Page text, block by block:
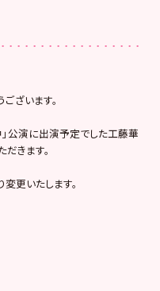
ざいます。
公演に出演予定でした工藤華
きます。
更いたします。